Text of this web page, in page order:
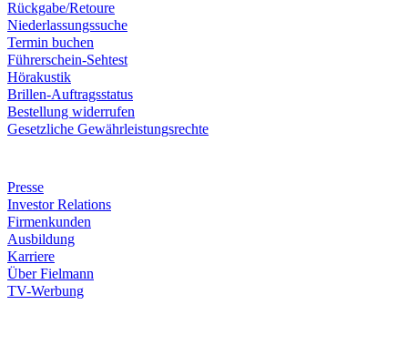
Rückgabe/Retoure
Niederlassungssuche
Termin buchen
Führerschein-Sehtest
Hörakustik
Brillen-Auftragsstatus
Bestellung widerrufen
Gesetzliche Gewährleistungsrechte
Presse
Investor Relations
Firmenkunden
Ausbildung
Karriere
Über Fielmann
TV-Werbung